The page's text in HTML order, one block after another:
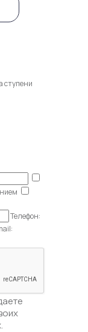
ступени
Телефон: